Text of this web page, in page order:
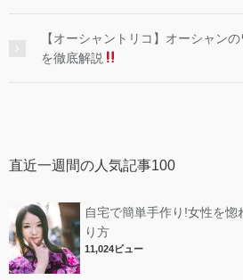
【オーシャントリコ】オーシャン
を徹底解説
直近一週間の人気記事100
自宅で簡単手作り!女性を
り方
11,024ビュー